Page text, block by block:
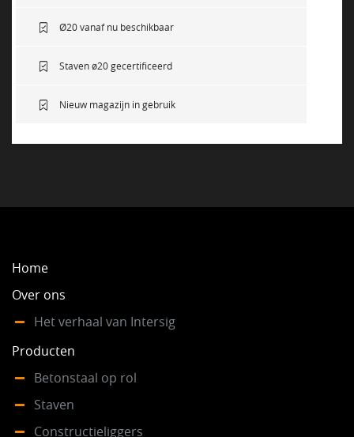
Ø20 vanaf nu beschikbaar
Staven ø20 gecertificeerd
Nieuw magazijn in gebruik
Home
Over ons
Het verhaal van Intersig
Producten
Betonstaal op rol
Staven
Constructieliggers